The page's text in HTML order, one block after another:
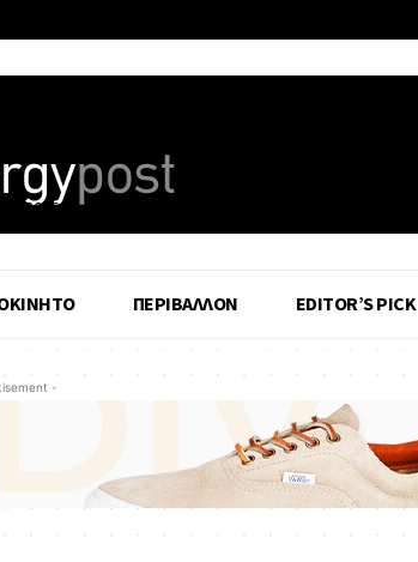
- 2026
ΠΕΡΙΒΑΛΛΟΝ EDITOR’S PICK
-